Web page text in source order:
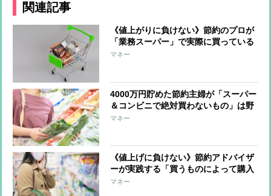
関連記事
《値上がりに負けない》節約のプロが
「業務スーパー」で実際に買っている
コスパ商品
マネー
4000万円貯めた節約主婦が「スーパー
＆コンビニで絶対買わないもの」は野
菜、その理由
マネー
《値上げに負けない》節約アドバイザ
ーが実践する「買うものによって購入
場所をわける」節約ワザ 実際に利用
マネー